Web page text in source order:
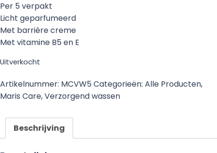
Per 5 verpakt
Licht geparfumeerd
Met barrière creme
Met vitamine B5 en E
Uitverkocht
Artikelnummer: MCVW5 Categorieën: Alle Producten,
Maris Care,Verzorgend wassen
Beschrijving